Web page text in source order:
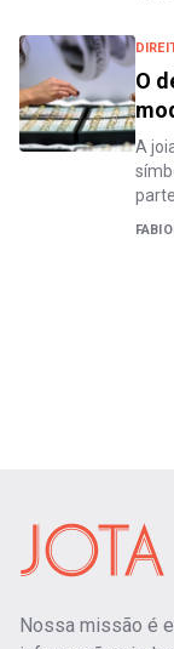
O
A
Nossa missão é